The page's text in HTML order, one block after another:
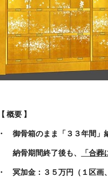
【 概要 】
・ 御骨箱のまま「３３年間」
納骨期間終了後も、 「合葬
・ 冥加金：３５万円（１区画